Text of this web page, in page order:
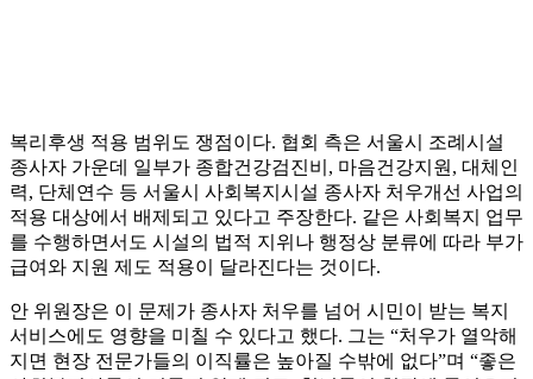
복리후생 적용 범위도 쟁점이다. 협회 측은 서울시 조례시설
종사자 가운데 일부가 종합건강검진비, 마음건강지원, 대체인
력, 단체연수 등 서울시 사회복지시설 종사자 처우개선 사업의
적용 대상에서 배제되고 있다고 주장한다. 같은 사회복지 업무
를 수행하면서도 시설의 법적 지위나 행정상 분류에 따라 부가
급여와 지원 제도 적용이 달라진다는 것이다.
안 위원장은 이 문제가 종사자 처우를 넘어 시민이 받는 복지
서비스에도 영향을 미칠 수 있다고 했다. 그는 “처우가 열악해
지면 현장 전문가들의 이직률은 높아질 수밖에 없다”며 “좋은